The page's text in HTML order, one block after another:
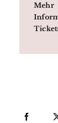
Mehr